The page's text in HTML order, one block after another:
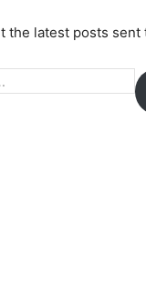
the latest posts sent